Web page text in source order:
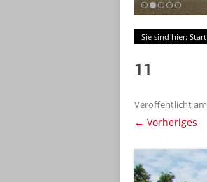
Sie sind hier: Start
11
Veröffentlicht am
← Vorheriges